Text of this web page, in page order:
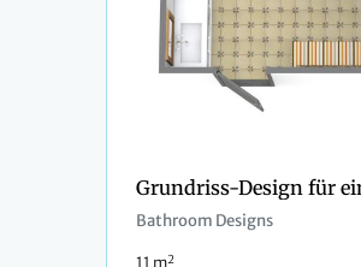
Bathroom Designs
11 m2